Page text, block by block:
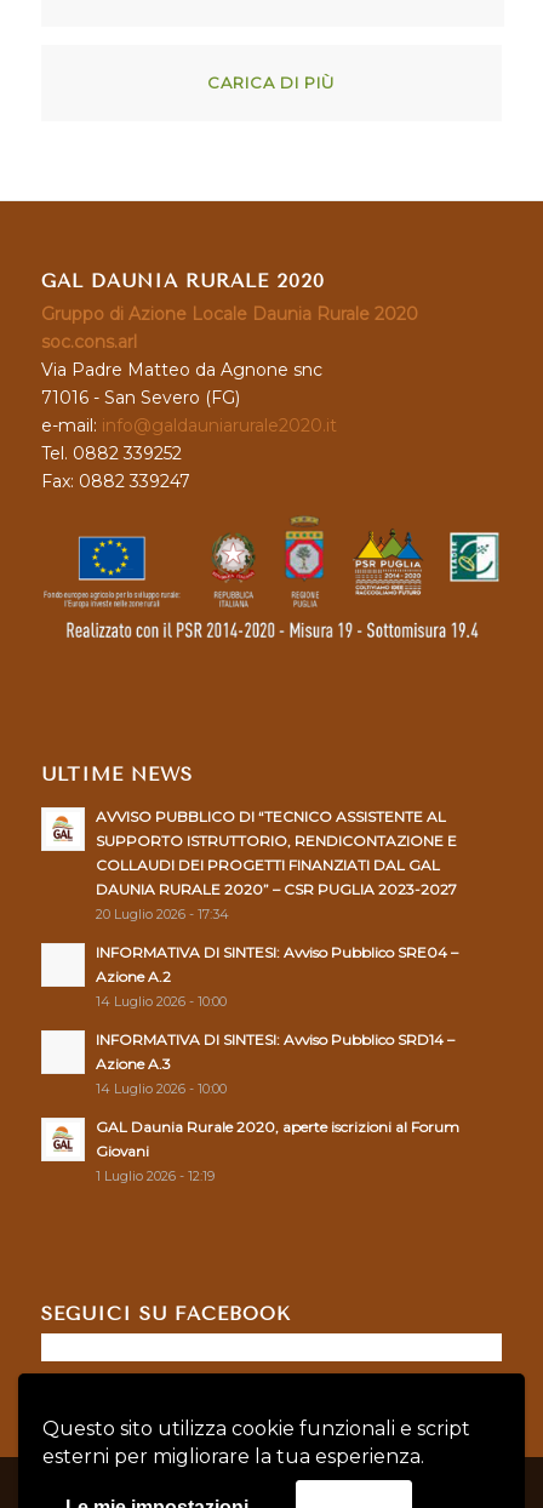
Questo sito utilizza cookie funzionali e script
esterni per migliorare la tua esperienza.
CARICA DI PIÙ
GAL DAUNIA RURALE 2020
Gruppo di Azione Locale Daunia Rurale 2020
soc.cons.arl
Via Padre Matteo da Agnone snc
71016 - San Severo (FG)
e-mail: info@galdauniarurale2020.it
Tel. 0882 339252
Fax: 0882 339247
ULTIME NEWS
AVVISO PUBBLICO DI “TECNICO ASSISTENTE AL
SUPPORTO ISTRUTTORIO, RENDICONTAZIONE E
COLLAUDI DEI PROGETTI FINANZIATI DAL GAL
DAUNIA RURALE 2020” – CSR PUGLIA 2023-2027
20 Luglio 2026 - 17:34
INFORMATIVA DI SINTESI: Avviso Pubblico SRE04 –
Azione A.2
14 Luglio 2026 - 10:00
INFORMATIVA DI SINTESI: Avviso Pubblico SRD14 –
Azione A.3
14 Luglio 2026 - 10:00
GAL Daunia Rurale 2020, aperte iscrizioni al Forum
Giovani
1 Luglio 2026 - 12:19
SEGUICI SU FACEBOOK